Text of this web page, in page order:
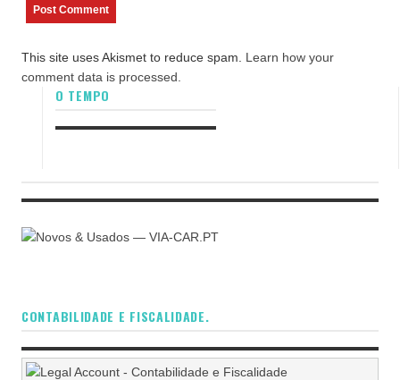
This site uses Akismet to reduce spam. Learn how your
comment data is processed.
O TEMPO
CONTABILIDADE E FISCALIDADE.